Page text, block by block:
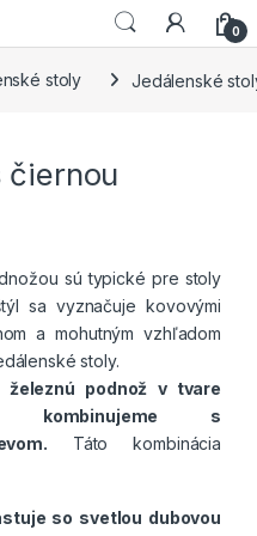
0
stoly Jedálenské
čiernou
sú typické pre stoly
sa vyznačuje kovovými
a mohutným vzhľadom
stoly.
železnú podnož v tvare
kombinujeme s
Táto kombinácia
so svetlou dubovou